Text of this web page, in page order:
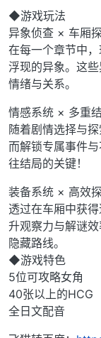
◆游戏玩法
异象侦查 × 车厢
在每一个章节中
浮现的异象。这
情绪与关系。
情感系统 × 多重
随着剧情选择与
而解锁专属事件
往结局的关键！
装备系统 × 高效
透过在车厢中获
升观察力与解谜
隐藏路线。
◆游戏特色
5位可攻略女角
40张以上的HCG
全日文配音